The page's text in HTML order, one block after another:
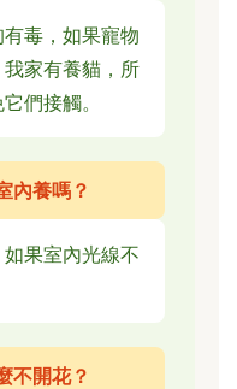
毒，如果寵物
家有養貓，所
們接觸。
內養嗎？
果室內光線不
不開花？